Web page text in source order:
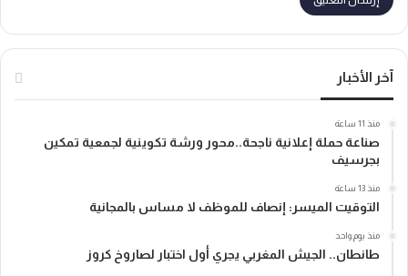
آخر الأخبار
منذ 11 ساعة
صناعة حملة إعلانية ناجحة..محور ورشة تكوينية لجمعية تمكين
بجرسيف
منذ 13 ساعة
التوقيت الميسر: إنصاف للموظف لا مساس بالمجانية
منذ يوم واحد
طانطان.. الجيش المغربي يجري أول اختبار لصاروخ كروز